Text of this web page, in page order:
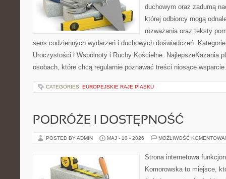
duchowym oraz zadumą
której odbiorcy mogą
rozważania oraz teksty
sens codziennych wydarzeń i duchowych doświadczeń.
Uroczystości i Wspólnoty i Ruchy Kościelne.
osobach, które chcą regularnie poznawać treści niosące
CATEGORIES: EUROPEJSKIE RAJE PIASKU
PODRÓŻE I DOSTĘPNOŚĆ
POSTED BY ADMIN MAJ - 10 - 2026 MOŻLIWOŚĆ
Strona internetowa
Komorowska to miejsce,